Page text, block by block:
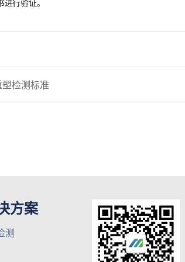
行验证。
检测标准
方案
测